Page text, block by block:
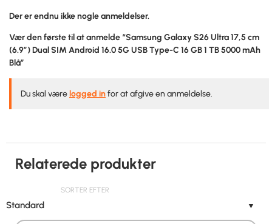
Der er endnu ikke nogle anmeldelser.
Vær den første til at anmelde “Samsung Galaxy S26 Ultra 17,5 cm
(6.9″) Dual SIM Android 16.0 5G USB Type-C 16 GB 1 TB 5000 mAh
Blå”
Du skal være logged infor at afgive en anmeldelse.
Relaterede produkter
SORTER EFTER
Standard ▼